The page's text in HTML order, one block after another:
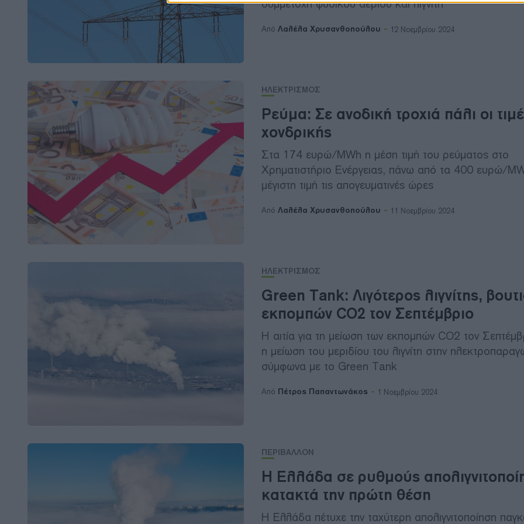
συμμετοχή φυσικού αερίου και λιγνίτη
Από Λαλέλα Χρυσανθοπούλου 12 Νοεμβρίου 2024
ΗΛΕΚΤΡΙΣΜΟΣ
Ρεύμα: Σε ανοδική τροχιά πάλι οι
χονδρικής
Στα 174 ευρώ/MWh η μέση τιμή του ρεύματος στο
Χρηματιστήριο Ενέργειας, πάνω από τα 400 ευρώ/
μέγιστη τιμή τις απογευματινές ώρες
Από Λαλέλα Χρυσανθοπούλου 11 Νοεμβρίου 2024
ΗΛΕΚΤΡΙΣΜΟΣ
Green Tank: Λιγότερος λιγνίτης,
εκπομπών CO2 τον Σεπτέμβριο
Η αιτία για τη μείωση των εκπομπών CO2 τον
η μείωση του μεριδίου του λιγνίτη στην
σύμφωνα με το Green Tank
Από Πέτρος Παπαντωνάκος 1 Νοεμβρίου 2024
ΠΕΡΙΒΑΛΛΟΝ
Η Ελλάδα σε ρυθμούς
κατακτά την πρώτη θέση
Η Ελλάδα πέτυχε την ταχύτερη απολιγνιτοποίηση